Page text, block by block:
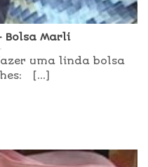
Bolsa Marli
uma linda bolsa
[...]